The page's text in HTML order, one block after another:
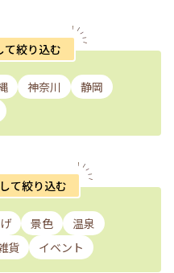
て絞り込む
神奈川
静岡
て絞り込む
景色
温泉
貨 イベント